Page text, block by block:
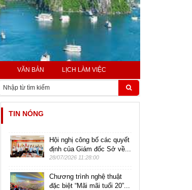
VĂN BẢN LỊCH LÀM VIỆC
TIN NÓNG
Hội nghị công bố các quyết
định của Giám đốc Sở về...
28/07/2026 11:28:00
Chương trình nghệ thuật
đặc biệt “Mãi mãi tuổi 20”...